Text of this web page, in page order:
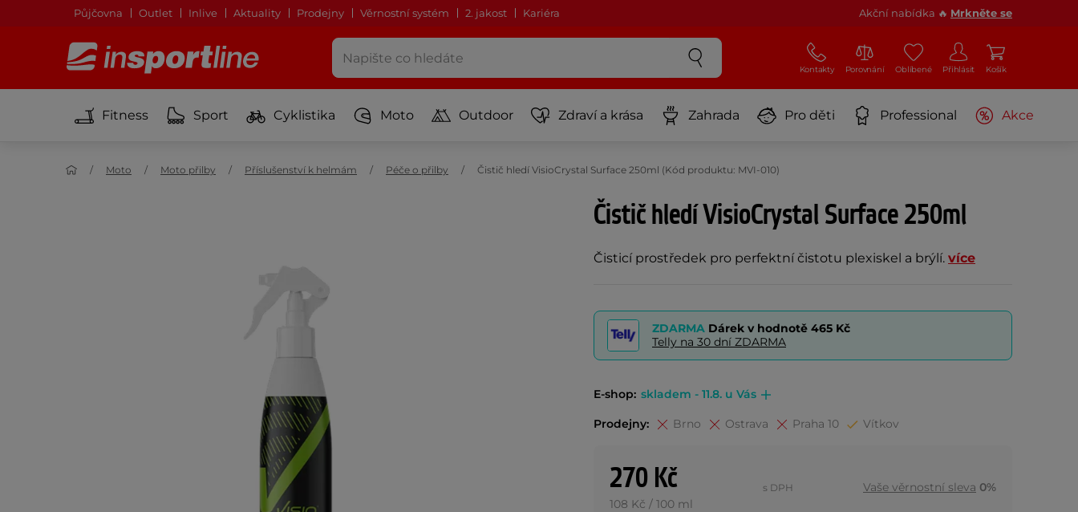
Půjčovna Outlet Inlive Aktuality Prodejny Věrnostní systém 2. jakost Kariéra Akční nabídka 🔥 Mrkněte se
Kontakty Porovnání Oblíbené Přihlásit Košík
Fitness Sport Cyklistika Moto Outdoor Zdraví a krása Zahrada Pro děti Professional Akce
Moto Moto přilby Příslušenství k helmám Péče o přilby Čistič hledí VisioCrystal Surface 250ml (Kód produktu: MVI-010)
Čistič hledí VisioCrystal Surface 250ml
Čisticí prostředek pro perfektní čistotu plexiskel a brýlí. více
ZDARMA Dárek v hodnotě 465 Kč
Telly na 30 dní ZDARMA
E-shop: skladem - 11.8. u Vás
Prodejny: Brno Ostrava Praha 10 Vítkov
270 Kč
108 Kč / 100 ml
s DPH Vaše věrnostní sleva 0%